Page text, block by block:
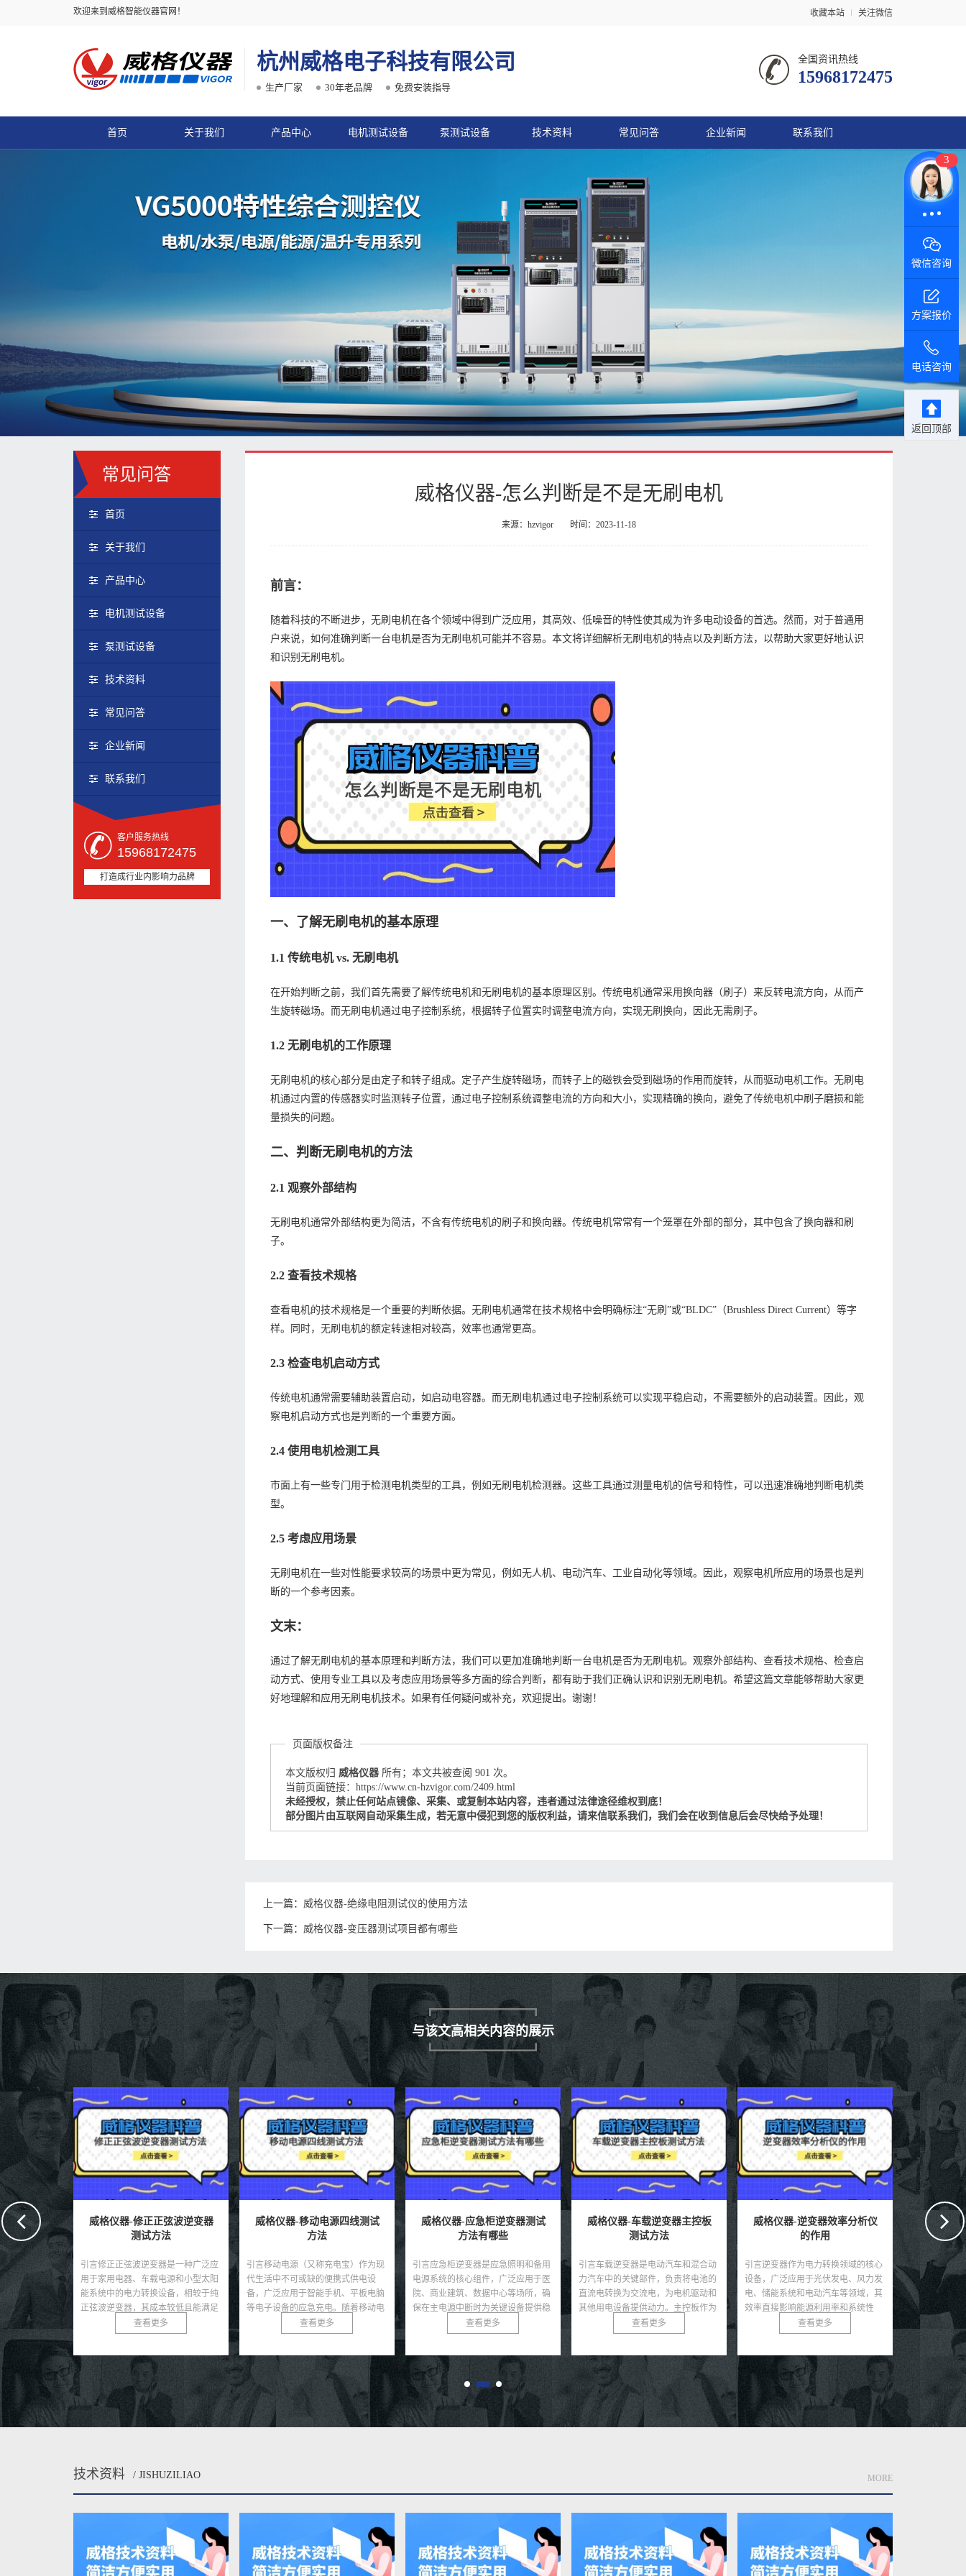
欢迎来到威格智能仪器官网！ 收藏本站 关注微信
杭州威格电子科技有限公司
生产厂家 30年老品牌 免费安装指导
全国资讯热线
15968172475
首页 关于我们 产品中心 电机测试设备 泵测试设备 技术资料 常见问答 企业新闻 联系我们
常见问答
首页
关于我们
产品中心
电机测试设备
泵测试设备
技术资料
常见问答
企业新闻
联系我们
客户服务热线
15968172475
打造成行业内影响力品牌
威格仪器-怎么判断是不是无刷电机
来源：hzvigor 时间：2023-11-18
前言：
随着科技的不断进步，无刷电机在各个领域中得到广泛应用，其高效、低噪音的特性使其成为许多电动设备的首选。然而，对于普通用
户来说，如何准确判断一台电机是否为无刷电机可能并不容易。本文将详细解析无刷电机的特点以及判断方法，以帮助大家更好地认识
和识别无刷电机。
一、了解无刷电机的基本原理
1.1 传统电机 vs. 无刷电机
在开始判断之前，我们首先需要了解传统电机和无刷电机的基本原理区别。传统电机通常采用换向器（刷子）来反转电流方向，从而产
生旋转磁场。而无刷电机通过电子控制系统，根据转子位置实时调整电流方向，实现无刷换向，因此无需刷子。
1.2 无刷电机的工作原理
无刷电机的核心部分是由定子和转子组成。定子产生旋转磁场，而转子上的磁铁会受到磁场的作用而旋转，从而驱动电机工作。无刷电
机通过内置的传感器实时监测转子位置，通过电子控制系统调整电流的方向和大小，实现精确的换向，避免了传统电机中刷子磨损和能
量损失的问题。
二、判断无刷电机的方法
2.1 观察外部结构
无刷电机通常外部结构更为简洁，不含有传统电机的刷子和换向器。传统电机常常有一个笼罩在外部的部分，其中包含了换向器和刷
子。
2.2 查看技术规格
查看电机的技术规格是一个重要的判断依据。无刷电机通常在技术规格中会明确标注“无刷”或“BLDC”（Brushless Direct Current）等字
样。同时，无刷电机的额定转速相对较高，效率也通常更高。
2.3 检查电机启动方式
传统电机通常需要辅助装置启动，如启动电容器。而无刷电机通过电子控制系统可以实现平稳启动，不需要额外的启动装置。因此，观
察电机启动方式也是判断的一个重要方面。
2.4 使用电机检测工具
市面上有一些专门用于检测电机类型的工具，例如无刷电机检测器。这些工具通过测量电机的信号和特性，可以迅速准确地判断电机类
型。
2.5 考虑应用场景
无刷电机在一些对性能要求较高的场景中更为常见，例如无人机、电动汽车、工业自动化等领域。因此，观察电机所应用的场景也是判
断的一个参考因素。
文末：
通过了解无刷电机的基本原理和判断方法，我们可以更加准确地判断一台电机是否为无刷电机。观察外部结构、查看技术规格、检查启
动方式、使用专业工具以及考虑应用场景等多方面的综合判断，都有助于我们正确认识和识别无刷电机。希望这篇文章能够帮助大家更
好地理解和应用无刷电机技术。如果有任何疑问或补充，欢迎提出。谢谢！
页面版权备注
本文版权归 威格仪器 所有；本文共被查阅 901 次。
当前页面链接：https://www.cn-hzvigor.com/2409.html
未经授权，禁止任何站点镜像、采集、或复制本站内容，违者通过法律途径维权到底！
部分图片由互联网自动采集生成，若无意中侵犯到您的版权利益，请来信联系我们，我们会在收到信息后会尽快给予处理！
上一篇： 威格仪器-绝缘电阻测试仪的使用方法
下一篇： 威格仪器-变压器测试项目都有哪些
与该文高相关内容的展示
器-修正正弦波逆变器
测试方法
弦波逆变器是一种广泛应
器、车载电源和小型太阳
电力转换设备，相较于纯
器，其成本较低且能满足
感负载的需求...
查看更多
威格仪器-移动电源四线测试
引言移动电源（又称充电宝）作为现
代生活中不可或缺的便携式供电设
备，广泛应用于智能手机、平板电脑
等电子设备的应急充电。随着移动电
源市场的快速发展，其质量...
威格仪器-应急柜逆变器测试
引言应急柜逆变器是应急照明和备用
电源系统的核心组件，广泛应用于医
院、商业建筑、数据中心等场所，确
保在主电源中断时为关键设备提供稳
定的交流电。其性能直接...
威格仪器-车载逆变器主控板
引言车载逆变器是电动汽车和混合动
力汽车中的关键部件，负责将电池的
直流电转换为交流电，为电机驱动和
其他用电设备提供动力。主控板作为
逆变器的核心，集成了控...
威格仪器-逆变器效率分析仪
引言逆变器作为电力转换领域的核心
设备，广泛应用于光伏发电、风力发
电、储能系统和电动汽车等领域，其
效率直接影响能源利用率和系统性
能。随着可再生能源的快速...
威格仪器-储能电池热失控测
引言随着可再生能源和电动汽车的快
速发展，储能电池，尤其是锂离子电
池，因其高能量密度和长循环寿命成
为能源储存的核心技术。然而，电池
在极端条件下可能发生热...
技术资料 / JISHUZILIAO MORE
3
微信咨询
方案报价
电话咨询
返回顶部